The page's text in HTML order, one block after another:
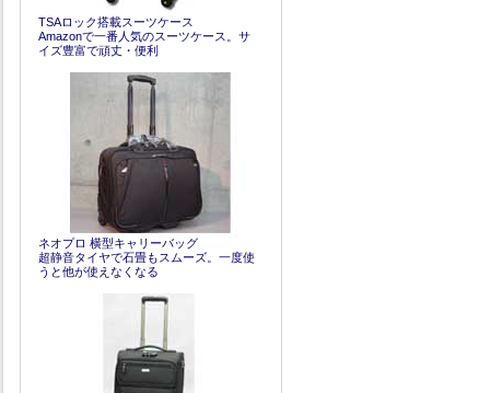
TSAロック搭載スーツケース
Amazonで一番人気のスーツケース。サ
イズ豊富で頑丈・便利
ネオプロ 横型キャリーバッグ
超静音タイヤで石畳もスムーズ。一度使
うと他が使えなくなる